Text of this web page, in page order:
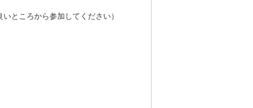
ところから参加してください）